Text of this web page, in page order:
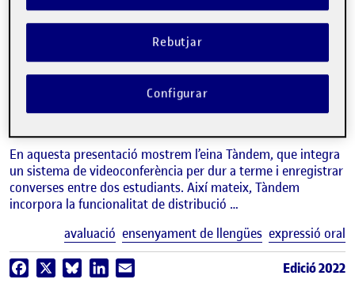
Tàndem: pràctica en línia
d’interacció oral en una llengua
JOSEPH HOPKINS
En aquesta presentació mostrem l’eina Tàndem, que integra
un sistema de videoconferència per dur a terme i enregistrar
converses entre dos estudiants. Així mateix, Tàndem
incorpora la funcionalitat de distribució …
avaluació ensenyament de llengües expressió oral
Facebook BlueskyLinkedIn Edició 2022
Rebutjar
Configurar